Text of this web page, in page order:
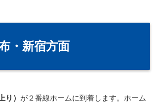
・新宿方面
り） が２番線ホームに到着します。ホーム